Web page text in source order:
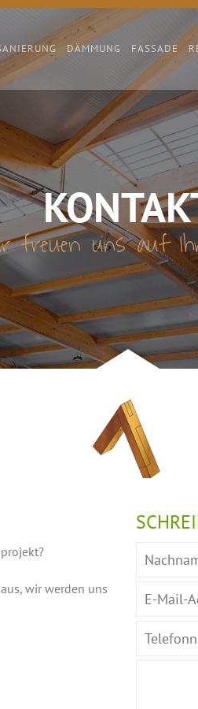
DÄMMUNG FASSADE
freuen uns auf
wir werden uns